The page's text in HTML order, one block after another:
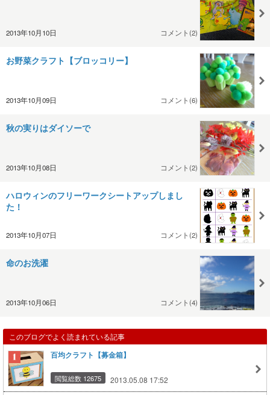
2013年10月10日 コメント(2)
お野菜クラフト【ブロッコリー】
2013年10月09日 コメント(6)
秋の実りはダイソーで
2013年10月08日 コメント(2)
ハロウィンのフリーワークシートアップしまし
た！
2013年10月07日 コメント(2)
命のお洗濯
2013年10月06日 コメント(4)
このブログでよく読まれている記事
百均クラフト【募金箱】
閲覧総数 12675 2013.05.08 17:52